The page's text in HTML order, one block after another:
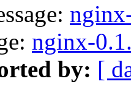
nginx-
by: [